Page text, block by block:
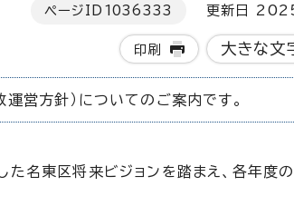
ページID 1036333 更新日
印刷 大きな文
営方針）についてのご案内です。
た名東区将来ビジョンを踏まえ、各年度